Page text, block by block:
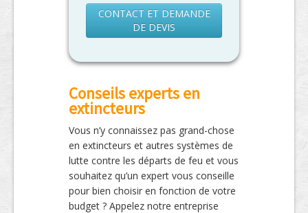
CONTACT ET DEMANDE
DE DEVIS
Conseils experts en
extincteurs
Vous n’y connaissez pas grand-chose
en extincteurs et autres systèmes de
lutte contre les départs de feu et vous
souhaitez qu’un expert vous conseille
pour bien choisir en fonction de votre
budget ? Appelez notre entreprise